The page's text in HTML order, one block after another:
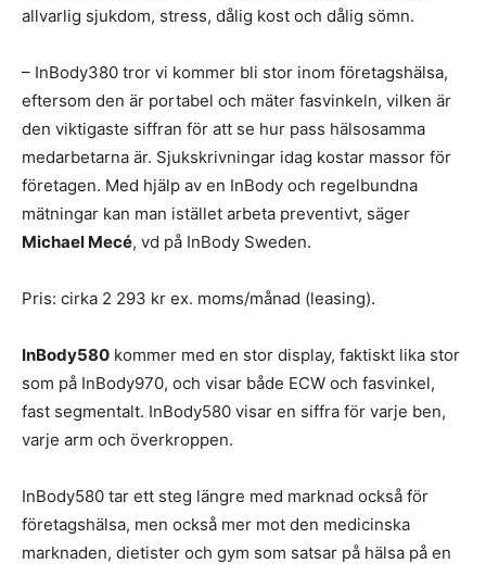
allvarlig sjukdom, stress, dålig kost och dålig sömn.
– InBody380 tror vi kommer bli stor inom företagshälsa,
eftersom den är portabel och mäter fasvinkeln, vilken är
den viktigaste siffran för att se hur pass hälsosamma
medarbetarna är. Sjukskrivningar idag kostar massor för
företagen. Med hjälp av en InBody och regelbundna
mätningar kan man istället arbeta preventivt, säger
Michael Mecé, vd på InBody Sweden.
Pris: cirka 2 293 kr ex. moms/månad (leasing).
InBody580 kommer med en stor display, faktiskt lika stor
som på InBody970, och visar både ECW och fasvinkel,
fast segmentalt. InBody580 visar en siffra för varje ben,
varje arm och överkroppen.
InBody580 tar ett steg längre med marknad också för
företagshälsa, men också mer mot den medicinska
marknaden, dietister och gym som satsar på hälsa på en